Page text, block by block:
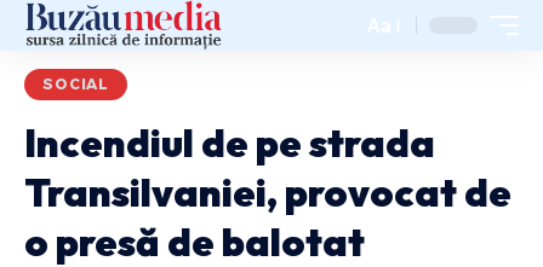
Aa
SOCIAL
Incendiul de pe strada
Transilvaniei, provocat de
o presă de balotat